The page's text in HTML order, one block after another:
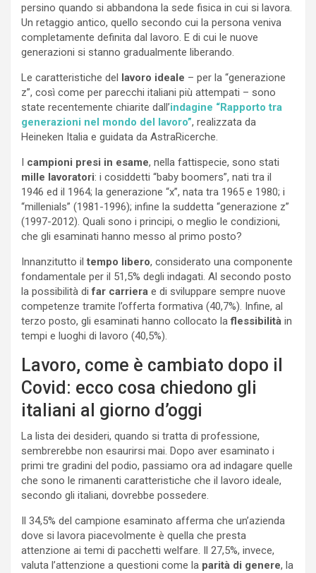
persino quando si abbandona la sede fisica in cui si lavora.
Un retaggio antico, quello secondo cui la persona veniva
completamente definita dal lavoro. E di cui le nuove
generazioni si stanno gradualmente liberando.
Le caratteristiche del lavoro ideale – per la “generazione
z”, così come per parecchi italiani più attempati – sono
state recentemente chiarite dall’indagine “Rapporto tra
generazioni nel mondo del lavoro”, realizzata da
Heineken Italia e guidata da AstraRicerche.
I campioni presi in esame, nella fattispecie, sono stati
mille lavoratori: i cosiddetti “baby boomers”, nati tra il
1946 ed il 1964; la generazione “x”, nata tra 1965 e 1980; i
“millenials” (1981-1996); infine la suddetta “generazione z”
(1997-2012). Quali sono i principi, o meglio le condizioni,
che gli esaminati hanno messo al primo posto?
Innanzitutto il tempo libero, considerato una componente
fondamentale per il 51,5% degli indagati. Al secondo posto
la possibilità difar carriera e di sviluppare sempre nuove
competenze tramite l’offerta formativa (40,7%). Infine, al
terzo posto, gli esaminati hanno collocato laflessibilità in
tempi e luoghi di lavoro (40,5%).
Lavoro, come è cambiato dopo il
Covid: ecco cosa chiedono gli
italiani al giorno d’oggi
La lista dei desideri, quando si tratta di professione,
sembrerebbe non esaurirsi mai. Dopo aver esaminato i
primi tre gradini del podio, passiamo ora ad indagare quelle
che sono le rimanenti caratteristiche che il lavoro ideale,
secondo gli italiani, dovrebbe possedere.
Il 34,5% del campione esaminato afferma che un’azienda
dove si lavora piacevolmente è quella che presta
attenzione ai temi di pacchetti welfare. Il 27,5%, invece,
valuta l’attenzione a questioni come la parità di genere, la